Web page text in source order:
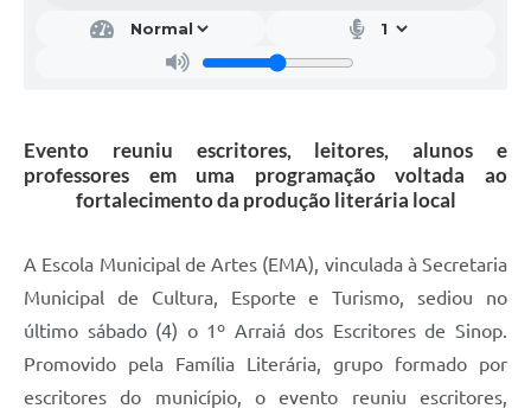
Evento reuniu escritores, leitores, alunos e
professores em uma programação voltada ao
fortalecimento da produção literária local
A Escola Municipal de Artes (EMA), vinculada à Secretaria
Municipal de Cultura, Esporte e Turismo, sediou no
último sábado (4) o 1º Arraiá dos Escritores de Sinop.
Promovido pela Família Literária, grupo formado por
escritores do município, o evento reuniu escritores,